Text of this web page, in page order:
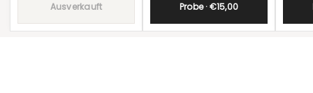
Ausverkauft Probe · €15,00